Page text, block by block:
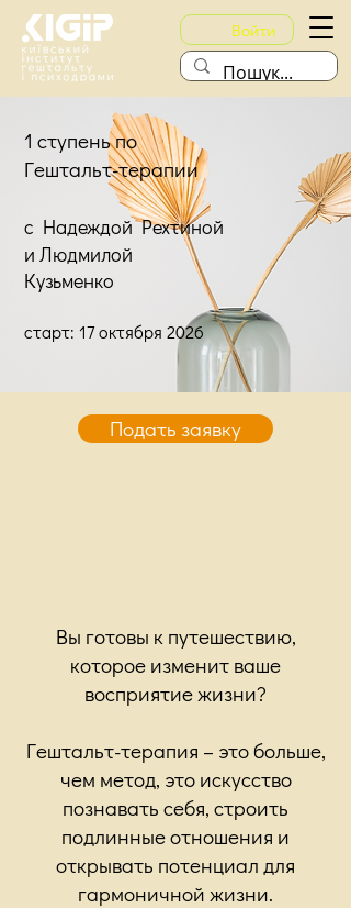
Войти
1 ступень по
Гештальт-терапии
с Надеждой Рехтиной
и Людмилой
Кузьменко
старт: 17 октября 2026
Подать заявку
Вы готовы к путешествию,
которое изменит ваше
восприятие жизни?
Гештальт-терапия – это больше,
чем метод, это искусство
познавать себя, строить
подлинные отношения и
открывать потенциал для
гармоничной жизни.